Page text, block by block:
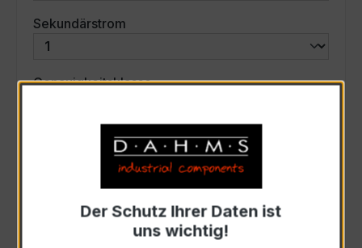
Sekundärstrom
Genauigkeitsklasseauswählen
Scheinleistung (VA)auswählen
Auswahl zurücksetzen
Der Schutz Ihrer Daten ist
uns wichtig!